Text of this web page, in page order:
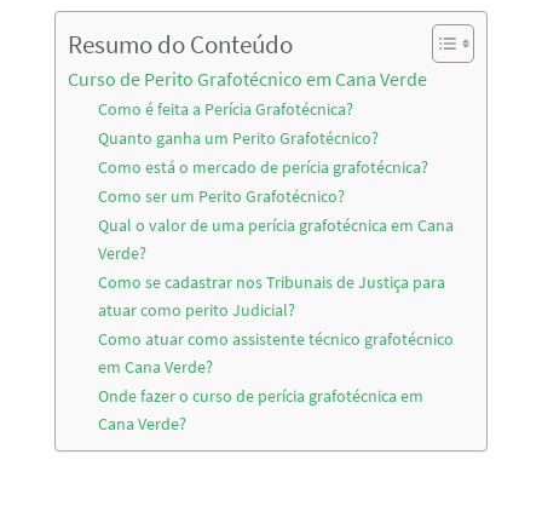
Resumo do Conteúdo
Curso de Perito Grafotécnico em Cana Verde
Como é feita a Perícia Grafotécnica?
Quanto ganha um Perito Grafotécnico?
Como está o mercado de perícia grafotécnica?
Como ser um Perito Grafotécnico?
Qual o valor de uma perícia grafotécnica em Cana
Verde?
Como se cadastrar nos Tribunais de Justiça para
atuar como perito Judicial?
Como atuar como assistente técnico grafotécnico
em Cana Verde?
Onde fazer o curso de perícia grafotécnica em
Cana Verde?